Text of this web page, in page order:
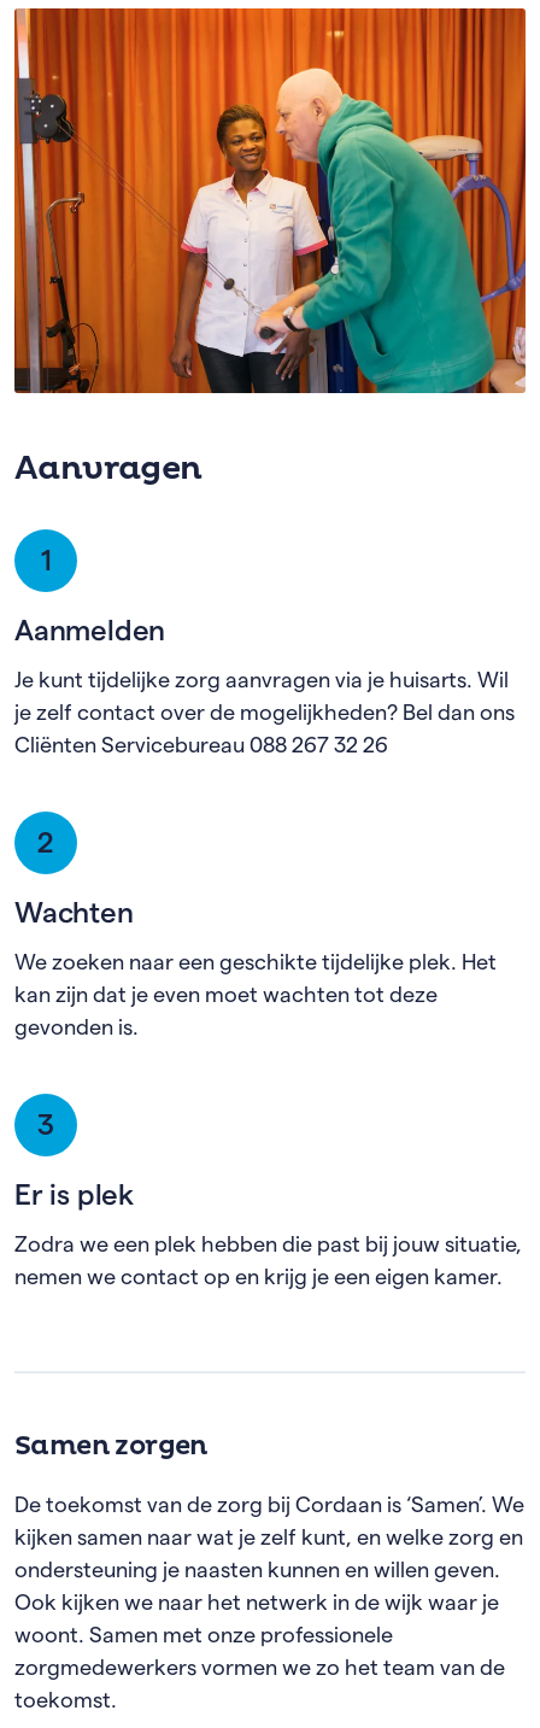
Meer informatie over dagopvang en logeren
zorgverpleegkundige geeft je informatie en
bespreekt samen met jou en jouw naasten welke
keuzes er zijn. Behoud van jouw autonomie staat
daarbij voorop.
Meer informatie over palliatieve zorg
Aanvragen
1
Aanmelden
Je kunt tijdelijke zorg aanvragen via je huisarts. Wil
je zelf contact over de mogelijkheden? Bel dan ons
Cliënten Servicebureau 088 267 32 26
2
Wachten
We zoeken naar een geschikte tijdelijke plek. Het
kan zijn dat je even moet wachten tot deze
gevonden is.
3
Er is plek
Zodra we een plek hebben die past bij jouw situatie,
nemen we contact op en krijg je een eigen kamer.
Samen zorgen
De toekomst van de zorg bij Cordaan is ‘Samen’. We
kijken samen naar wat je zelf kunt, en welke zorg en
ondersteuning je naasten kunnen en willen geven.
Ook kijken we naar het netwerk in de wijk waar je
woont. Samen met onze professionele
zorgmedewerkers vormen we zo het team van de
toekomst.